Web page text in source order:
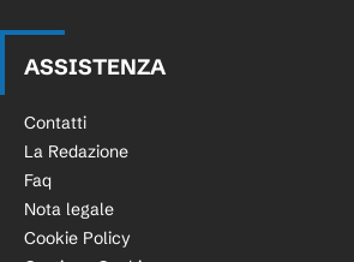
ASSISTENZA
Contatti
La Redazione
Faq
Nota legale
Cookie Policy